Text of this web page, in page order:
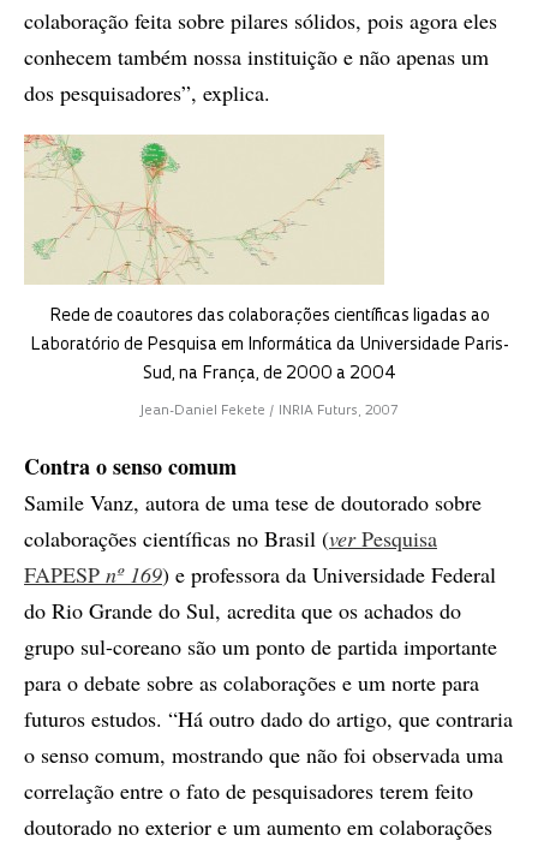
colaboração feita sobre pilares sólidos, pois agora eles
conhecem também nossa instituição e não apenas um
dos pesquisadores”, explica.
Rede de coautores das colaborações científicas ligadas ao
Laboratório de Pesquisa em Informática da Universidade Paris-
Sud, na França, de 2000 a 2004
Jean-Daniel Fekete / INRIA Futurs, 2007
Contra o senso comum
Samile Vanz, autora de uma tese de doutorado sobre
colaborações científicas no Brasil (verPesquisa
FAPESP nº 169) e professora da Universidade Federal
do Rio Grande do Sul, acredita que os achados do
grupo sul-coreano são um ponto de partida importante
para o debate sobre as colaborações e um norte para
futuros estudos. “Há outro dado do artigo, que contraria
o senso comum, mostrando que não foi observada uma
correlação entre o fato de pesquisadores terem feito
doutorado no exterior e um aumento em colaborações